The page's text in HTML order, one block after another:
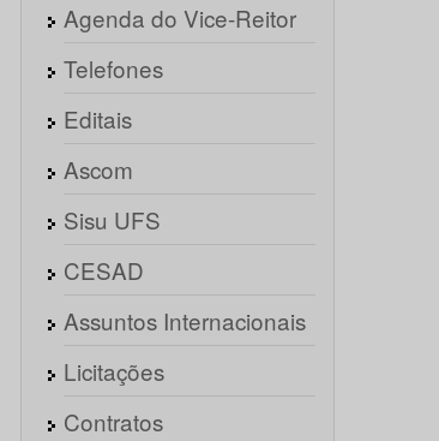
Agenda do Vice-Reitor
Telefones
Editais
Ascom
Sisu UFS
CESAD
Assuntos Internacionais
Licitações
Contratos